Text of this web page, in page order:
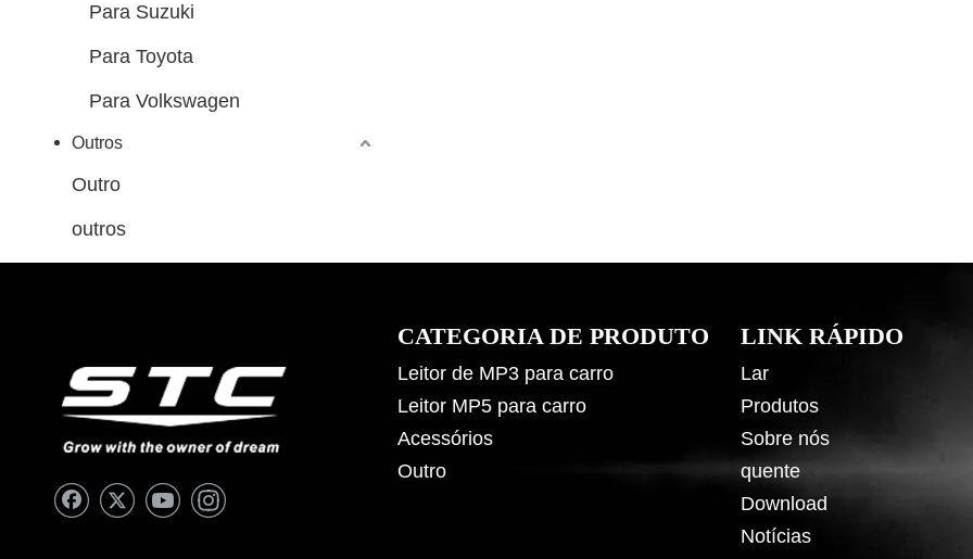
Para Suzuki
Para Toyota
Para Volkswagen
Outros
Outro
outros
CATEGORIA DE PRODUTO
Leitor de MP3 para carro
Leitor MP5 para carro
Acessórios
Outro
LINK RÁPIDO
Lar
Produtos
Sobre nós
quente
Download
Notícias